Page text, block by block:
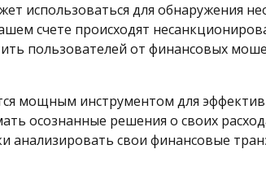
использоваться для обнаружения
счете происходят
пользователей от финансовых
мощным инструментом для
осознанные решения о своих
анализировать свои финансовые